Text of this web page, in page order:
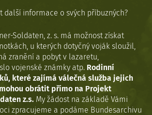
další informace o svých příbuzných?
Soldaten, z. s. má možnost získat
u kterých dotyčný voják sloužil,
zranění a pobyt v lazaretu,
vojenské známky atp. Rodinní
které zajímá válečná služba jejich
obrátit přímo na Projekt
z.s. My žádost na základě Vámi
zpracujeme a podáme Bundesarchivu